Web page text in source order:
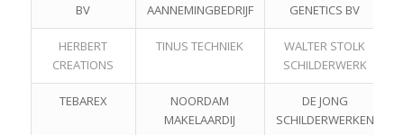
BV
AANNEMINGBEDRIJF
GENETICS BV
HERBERT
CREATIONS
TINUS TECHNIEK
WALTER STOLK
SCHILDERWERK
TEBAREX
NOORDAM
MAKELAARDIJ
DE JONG
SCHILDERWERKEN